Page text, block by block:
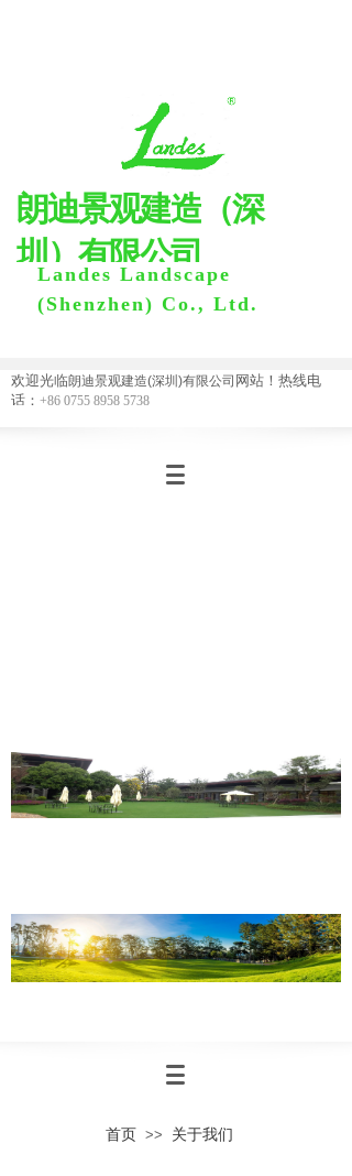
朗迪景观建造 （深
圳） 有限公司
Landes Landscape
(Shenzhen) Co., Ltd.
欢迎光临朗迪景观建造(深圳)有限公司 网站！热线电
话： +86 0755 8958 5738
首页 >> 关于我们